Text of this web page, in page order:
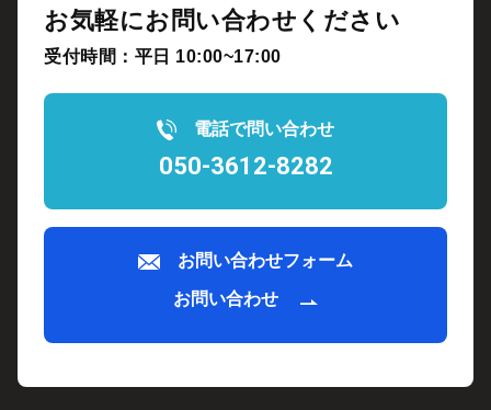
お気軽にお問い合わせください
受付時間：平日 10:00~17:00
電話で問い合わせ
050-3612-8282
お問い合わせフォーム
お問い合わせ